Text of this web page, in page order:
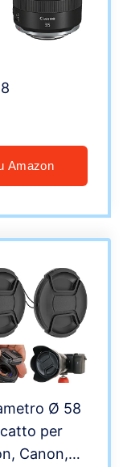
Amazon
Ø 58
per
Canon,